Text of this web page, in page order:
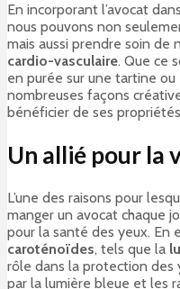
En incorporant l’avocat
nous pouvons non
mais aussi prendre soin
cardio-vasculaire. Que ce
en purée sur une tartine
nombreuses façons
bénéficier de ses
Un allié pour la
L’une des raisons pour
manger un avocat chaque
pour la santé des yeux. En
caroténoïdes, tels que la
rôle dans la protection des
par la lumière bleue et les